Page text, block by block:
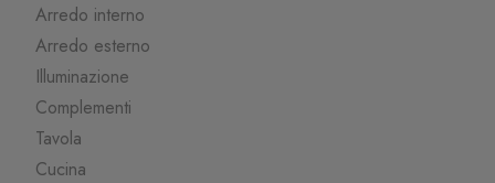
Arredo interno
Arredo esterno
Illuminazione
Complementi
Tavola
Cucina